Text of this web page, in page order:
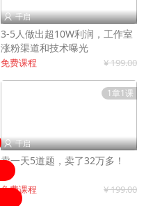
 千启
3-5人做出超10W利润，工作室
涨粉渠道和技术曝光
免费课程 ¥ 199.00
1章1课
 千启
卖一天5道题，卖了32万多！
免费课程 ¥ 199.00